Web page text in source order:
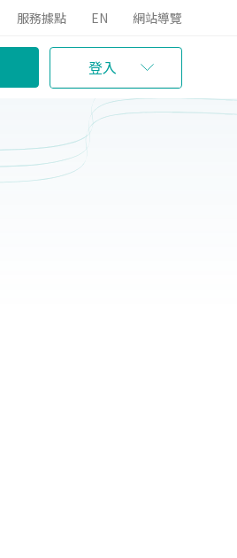
服務據點 EN 網站導覽
登入